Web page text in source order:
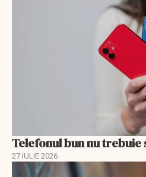
Telefonul bun nu trebuie
27 IULIE 2026